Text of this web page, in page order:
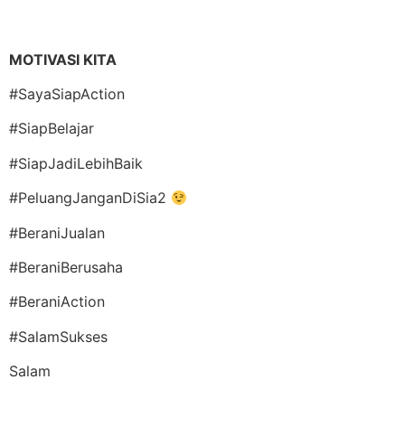
MOTIVASI KITA
#SayaSiapAction
#SiapBelajar
#SiapJadiLebihBaik
#PeluangJanganDiSia2
#BeraniJualan
#BeraniBerusaha
#BeraniAction
#SalamSukses
Salam